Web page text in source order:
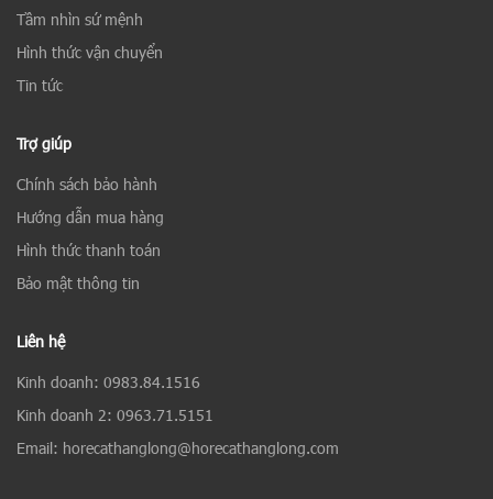
Tầm nhìn sứ mệnh
Hình thức vận chuyển
Tin tức
Trợ giúp
Chính sách bảo hành
Hướng dẫn mua hàng
Hình thức thanh toán
Bảo mật thông tin
Liên hệ
Kinh doanh: 0983.84.1516
Kinh doanh 2: 0963.71.5151
Email: horecathanglong@horecathanglong.com